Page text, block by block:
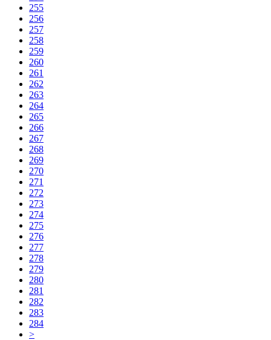
255
256
257
258
259
260
261
262
263
264
265
266
267
268
269
270
271
272
273
274
275
276
277
278
279
280
281
282
283
284
>